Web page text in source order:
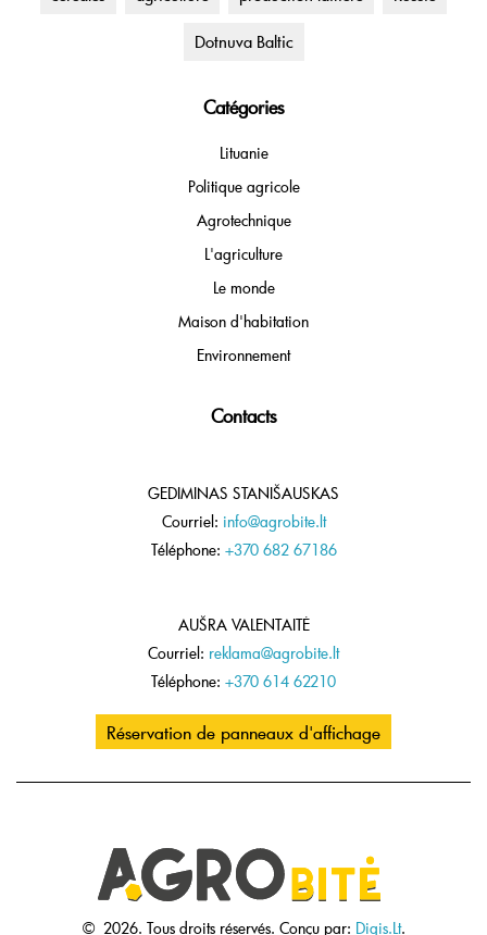
Dotnuva Baltic
Catégories
Lituanie
Politique agricole
Agrotechnique
L'agriculture
Le monde
Maison d'habitation
Environnement
Contacts
GEDIMINAS STANIŠAUSKAS
Courriel: info@agrobite.lt
Téléphone: +370 682 67186
AUŠRA VALENTAITĖ
Courriel: reklama@agrobite.lt
Téléphone: +370 614 62210
Réservation de panneaux d'affichage
© 2026. Tous droits réservés. Conçu par: Digis.Lt.